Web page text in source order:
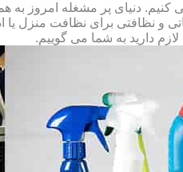
دنیای پر مشغله امروز به
و نظافتی برای نظافت منزل
دارید به شما می گوییم.